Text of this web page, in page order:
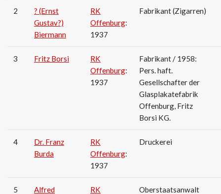
2
? (Ernst
Gustav?)
Biermann
RK
Offenburg:
1937
Fabrikant (Zigarren)
3 Fritz Borsi
RK
Offenburg:
1937
Fabrikant / 1958:
Pers. haft.
Gesellschafter der
Glasplakatefabrik
Offenburg, Fritz
Borsi KG.
4
Dr. Franz
Burda
RK
Offenburg:
1937
Druckerei
5 Alfred RK Oberstaatsanwalt